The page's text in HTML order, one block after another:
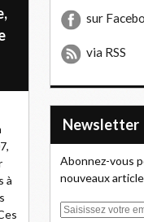
à
sur
via RSS
Newsletter
Abonnez-vous
nouveaux
E